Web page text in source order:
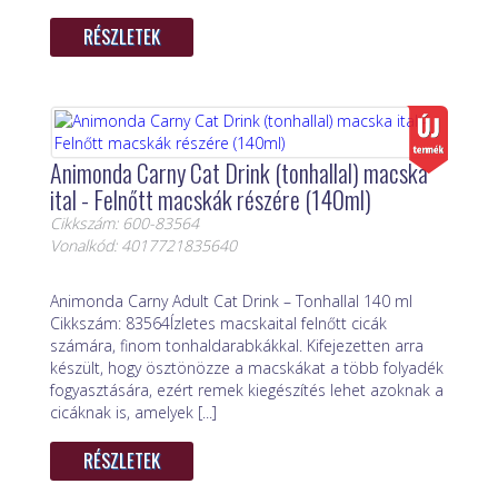
RÉSZLETEK
Animonda Carny Cat Drink (tonhallal) macska
ital - Felnőtt macskák részére (140ml)
Cikkszám: 600-83564
Vonalkód: 4017721835640
Animonda Carny Adult Cat Drink – Tonhallal 140 ml
Cikkszám: 83564Ízletes macskaital felnőtt cicák
számára, finom tonhaldarabkákkal. Kifejezetten arra
készült, hogy ösztönözze a macskákat a több folyadék
fogyasztására, ezért remek kiegészítés lehet azoknak a
cicáknak is, amelyek [...]
RÉSZLETEK